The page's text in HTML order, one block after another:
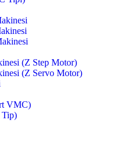
(Z Step Motor)
(Z Servo Motor)
VMC)
Tip)